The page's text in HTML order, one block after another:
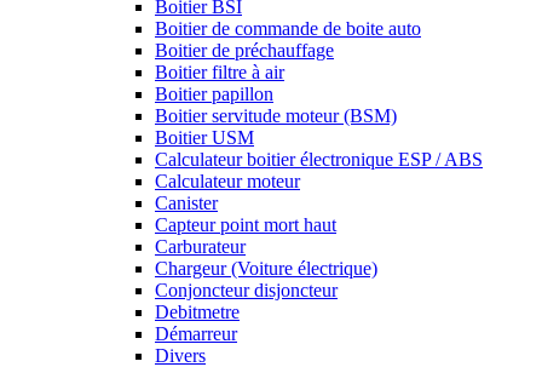
Boitier BSI
Boitier de commande de boite auto
Boitier de préchauffage
Boitier filtre à air
Boitier papillon
Boitier servitude moteur (BSM)
Boitier USM
Calculateur boitier électronique ESP / ABS
Calculateur moteur
Canister
Capteur point mort haut
Carburateur
Chargeur (Voiture électrique)
Conjoncteur disjoncteur
Debitmetre
Démarreur
Divers